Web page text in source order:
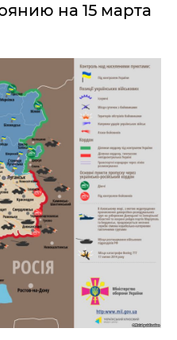
на 15 марта